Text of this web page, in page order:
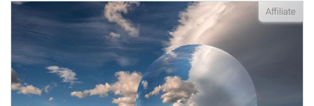
Affiliate